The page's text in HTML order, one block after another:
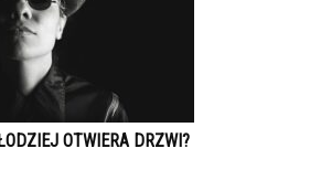
OTWIERA DRZWI?